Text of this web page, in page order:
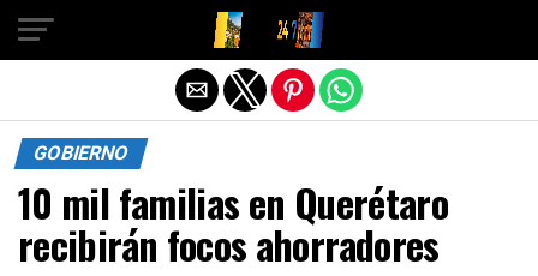
GOBIERNO
10 mil familias en Querétaro
recibirán focos ahorradores
Salir de la versión móvil